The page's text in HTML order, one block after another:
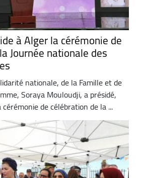
à Alger la cérémonie de
Journée nationale des
nationale, de la Famille et de
Soraya Mouloudji, a présidé,
de célébration de la ...